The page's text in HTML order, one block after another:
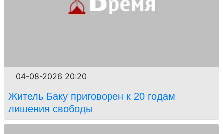
04-08-2026 20:20
Житель Баку приговорен к 20 годам
лишения свободы